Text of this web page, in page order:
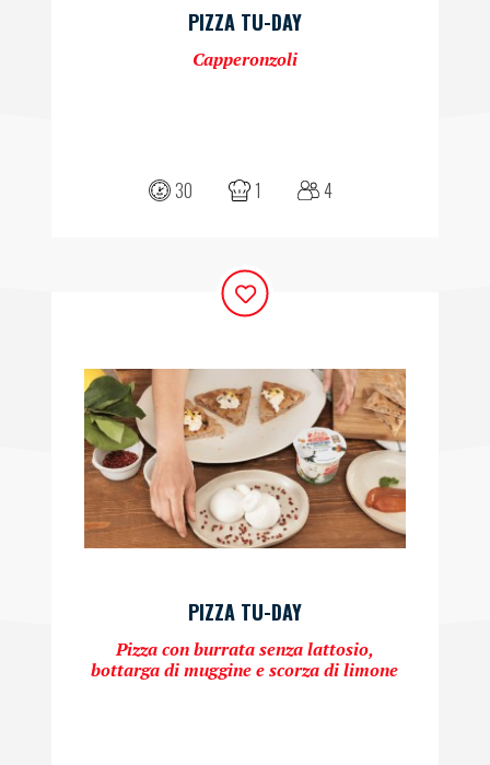
PIZZA TU-DAY
Capperonzoli
30 1 4
PIZZA TU-DAY
Pizza con burrata senza lattosio,
bottarga di muggine e scorza di limone